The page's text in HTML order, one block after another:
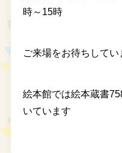
時～15時
ご来場をお待ちしてい
絵本館では絵本蔵書
いています